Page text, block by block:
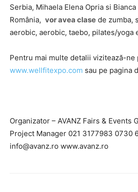
Serbia, Mihaela Elena Opria si
România, vor avea clase de zumba,
aerobic, aerobic, taebo, pilates/yoga
Pentru mai multe detalii vizitează-ne
www.wellfitexpo.com sau pe pagina
Organizator – AVANZ Fairs & Events
Project Manager 021 3177983 0730
info@avanz.ro www.avanz.ro